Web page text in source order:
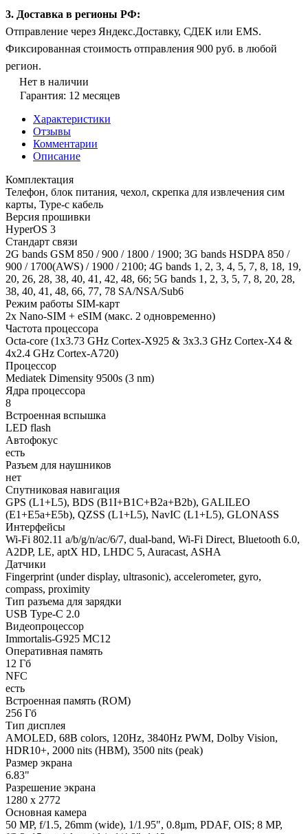
3. Доставка в регионы РФ:
Отправление через Яндекс.Доставку, СДЕК или EMS.
Фиксированная стоимость отправления 900 руб. в любой
регион.
Нет в наличии
Гарантия: 12 месяцев
Характеристики
Отзывы
Комментарии
Описание
Комплектация
Телефон, блок питания, чехол, скрепка для извлечения сим
карты, Type-c кабель
Версия прошивки
HyperOS 3
Стандарт связи
2G bands GSM 850 / 900 / 1800 / 1900; 3G bands HSDPA 850 /
900 / 1700(AWS) / 1900 / 2100; 4G bands 1, 2, 3, 4, 5, 7, 8, 18, 19,
20, 26, 28, 38, 40, 41, 42, 48, 66; 5G bands 1, 2, 3, 5, 7, 8, 20, 28,
38, 40, 41, 48, 66, 77, 78 SA/NSA/Sub6
Режим работы SIM-карт
2x Nano-SIM + eSIM (макс. 2 одновременно)
Частота процессора
Octa-core (1x3.73 GHz Cortex-X925 & 3x3.3 GHz Cortex-X4 &
4x2.4 GHz Cortex-A720)
Процессор
Mediatek Dimensity 9500s (3 nm)
Ядра процессора
8
Встроенная вспышка
LED flash
Автофокус
есть
Разъем для наушников
нет
Спутниковая навигация
GPS (L1+L5), BDS (B1I+B1C+B2a+B2b), GALILEO
(E1+E5a+E5b), QZSS (L1+L5), NavIC (L1+L5), GLONASS
Интерфейсы
Wi-Fi 802.11 a/b/g/n/ac/6/7, dual-band, Wi-Fi Direct, Bluetooth 6.0,
A2DP, LE, aptX HD, LHDC 5, Auracast, ASHA
Датчики
Fingerprint (under display, ultrasonic), accelerometer, gyro,
compass, proximity
Тип разъема для зарядки
USB Type-C 2.0
Видеопроцессор
Immortalis-G925 MC12
Оперативная память
12 Гб
NFC
есть
Встроенная память (ROM)
256 Гб
Тип дисплея
AMOLED, 68B colors, 120Hz, 3840Hz PWM, Dolby Vision,
HDR10+, 2000 nits (HBM), 3500 nits (peak)
Размер экрана
6.83"
Разрешение экрана
1280 x 2772
Основная камера
50 MP, f/1.5, 26mm (wide), 1/1.95", 0.8µm, PDAF, OIS; 8 MP,